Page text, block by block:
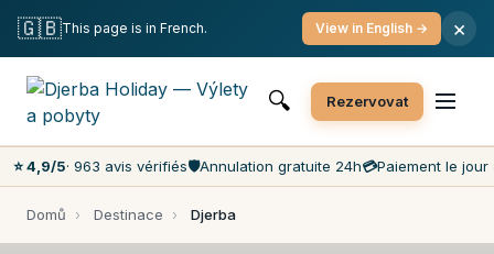
Bezplatné zrušení
Zaplacení v den rezervace
Nejnižší ceny na trhu
Zákaznický servis 7 dní v týdnu
🔍 Rezervovat
⭐ 4,9/5· 963 avis vérifiés🛡️Annulation gratuite 24h💳Paiement le jour
Domů › Destinace › Djerba
🇬🇧This page is in French. View in English → ×